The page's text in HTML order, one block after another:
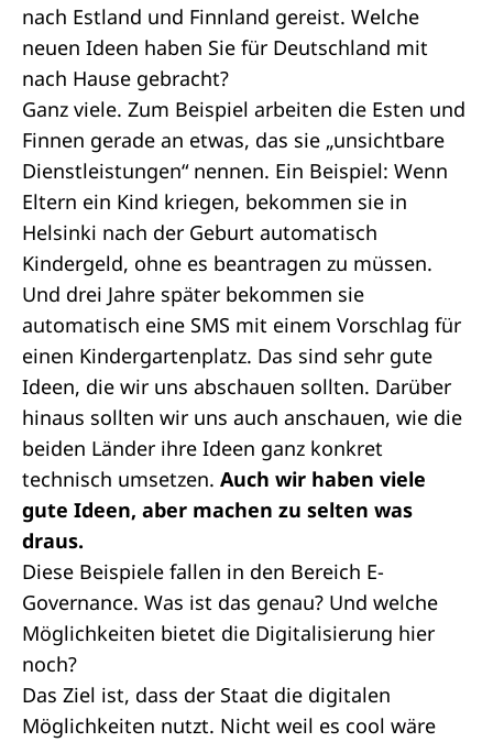
nach Estland und Finnland gereist. Welche
neuen Ideen haben Sie für Deutschland mit
nach Hause gebracht?
Ganz viele. Zum Beispiel arbeiten die Esten und
Finnen gerade an etwas, das sie „unsichtbare
Dienstleistungen“ nennen. Ein Beispiel: Wenn
Eltern ein Kind kriegen, bekommen sie in
Helsinki nach der Geburt automatisch
Kindergeld, ohne es beantragen zu müssen.
Und drei Jahre später bekommen sie
automatisch eine SMS mit einem Vorschlag für
einen Kindergartenplatz. Das sind sehr gute
Ideen, die wir uns abschauen sollten. Darüber
hinaus sollten wir uns auch anschauen, wie die
beiden Länder ihre Ideen ganz konkret
technisch umsetzen. Auch wir haben viele
gute Ideen, aber machen zu selten was
draus.
Diese Beispiele fallen in den Bereich E-
Governance. Was ist das genau? Und welche
Möglichkeiten bietet die Digitalisierung hier
noch?
Das Ziel ist, dass der Staat die digitalen
Möglichkeiten nutzt. Nicht weil es cool wäre